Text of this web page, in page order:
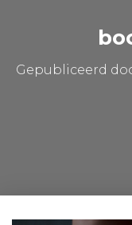
Gepubliceerd